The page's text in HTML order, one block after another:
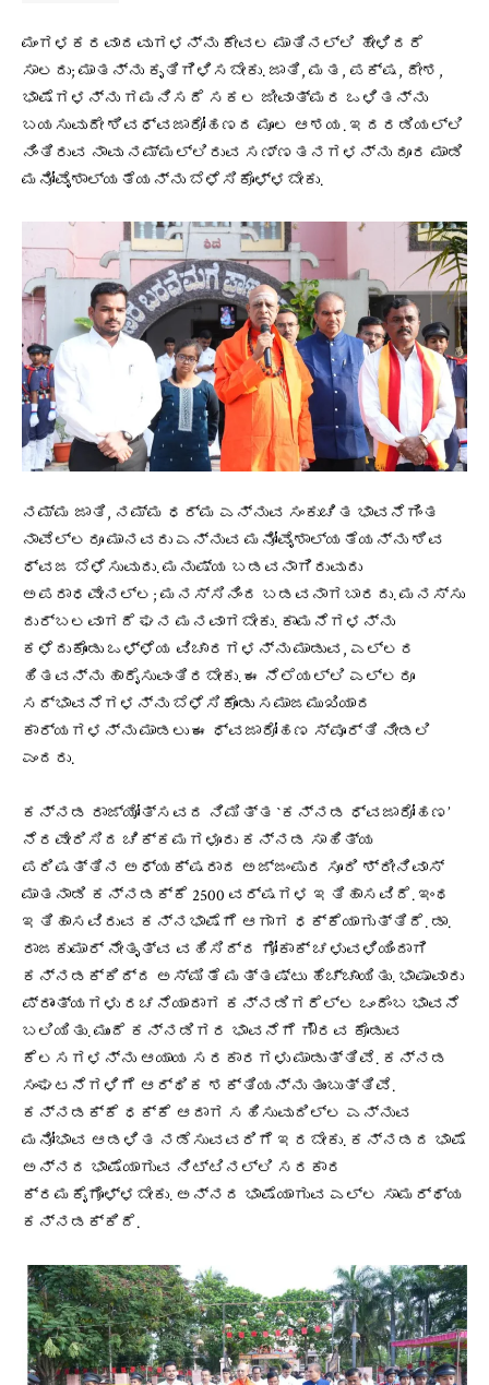
ಮಂಗಳಕರವಾದವುಗಳನ್ನು ಕೇವಲ ಮಾತಿನಲ್ಲಿ ಹೇಳಿದರೆ
ಸಾಲದು; ಮಾತನ್ನು ಕೃತಿಗಿಳಿಸಬೇಕು. ಜಾತಿ, ಮತ, ಪಕ್ಷ, ದೇಶ,
ಭಾಷೆಗಳನ್ನು ಗಮನಿಸದೆ ಸಕಲ ಜೀವಾತ್ಮರ ಒಳಿತನ್ನು
ಬಯಸುವುದೇ ಶಿವಧ್ವಜಾರೋಹಣದ ಮೂಲ ಆಶಯ. ಇದರಡಿಯಲ್ಲಿ
ನಿಂತಿರುವ ನಾವು ನಮ್ಮಲ್ಲಿರುವ ಸಣ್ಣತನಗಳನ್ನು ದೂರ ಮಾಡಿ
ಮನೋವೈಶಾಲ್ಯತೆಯನ್ನು ಬೆಳೆಸಿಕೊಳ್ಳಬೇಕು.
ನಮ್ಮ ಜಾತಿ, ನಮ್ಮ ಧರ್ಮ ಎನ್ನುವ ಸಂಕುಚಿತ ಭಾವನೆಗಿಂತ
ನಾವೆಲ್ಲರೂ ಮಾನವರು ಎನ್ನುವ ಮನೋವೈಶಾಲ್ಯತೆಯನ್ನು ಶಿವ
ಧ್ವಜ ಬೆಳೆಸುವುದು. ಮನುಷ್ಯ ಬಡವನಾಗಿರುವುದು
ಅಪರಾಧವೇನಲ್ಲ; ಮನಸ್ಸಿನಿಂದ ಬಡವನಾಗಬಾರದು. ಮನಸ್ಸು
ದುರ್ಬಲವಾಗದೆ ಘನ ಮನವಾಗಬೇಕು. ಕಾಮನೆಗಳನ್ನು
ಕಳೆದುಕೊಂಡು ಒಳ್ಳೆಯ ವಿಚಾರಗಳನ್ನು ಮಾಡುವ, ಎಲ್ಲರ
ಹಿತವನ್ನು ಹಾರೈಸುವಂತಿರಬೇಕು. ಈ ನೆಲೆಯಲ್ಲಿ ಎಲ್ಲರೂ
ಸದ್ಭಾವನೆಗಳನ್ನು ಬೆಳೆಸಿಕೊಂಡು ಸಮಾಜಮುಖಿಯಾದ
ಕಾರ್ಯಗಳನ್ನು ಮಾಡಲು ಈ ಧ್ವಜಾರೋಹಣ ಸ್ಪೂರ್ತಿ ನೀಡಲಿ
ಎಂದರು.
ಕನ್ನಡ ರಾಜ್ಯೋತ್ಸವದ ನಿಮಿತ್ತ `ಕನ್ನಡ ಧ್ವಜಾರೋಹಣ’
ನೆರವೇರಿಸಿದ ಚಿಕ್ಕಮಗಳೂರು ಕನ್ನಡ ಸಾಹಿತ್ಯ
ಪರಿಷತ್ತಿನ ಅಧ್ಯಕ್ಷರಾದ ಅಜ್ಜಂಪುರ ಸೂರಿ ಶ್ರೀನಿವಾಸ್
ಮಾತನಾಡಿ ಕನ್ನಡಕ್ಕೆ 2500 ವರ್ಷಗಳ ಇತಿಹಾಸವಿದೆ. ಇಂಥ
ಇತಿಹಾಸವಿರುವ ಕನ್ನಭಾಷೆಗೆ ಆಗಾಗ ಧಕ್ಕೆಯಾಗುತ್ತಿದೆ. ಡಾ.
ರಾಜಕುಮಾರ್ ನೇತೃತ್ವ ವಹಿಸಿದ್ದ ಗೋಕಾಕ್ ಚಳುವಳಿಯಿಂದಾಗಿ
ಕನ್ನಡಕ್ಕಿದ್ದ ಅಸ್ಮಿತೆ ಮತ್ತಷ್ಟು ಹೆಚ್ಚಾಯಿತು. ಭಾಷಾವಾರು
ಪ್ರಾಂತ್ಯಗಳು ರಚನೆಯಾದಾಗ ಕನ್ನಡಿಗರೆಲ್ಲ ಒಂದೆಂಬ ಭಾವನೆ
ಬಲಿಯಿತು. ಮುಂದೆ ಕನ್ನಡಿಗರ ಭಾವನೆಗೆ ಗೌರವ ಕೊಡುವ
ಕೆಲಸಗಳನ್ನು ಆಯಾಯ ಸರಕಾರಗಳು ಮಾಡುತ್ತಿವೆ. ಕನ್ನಡ
ಸಂಘಟನೆಗಳಿಗೆ ಆರ್ಥಿಕ ಶಕ್ತಿಯನ್ನು ತುಂಬುತ್ತಿವೆ.
ಕನ್ನಡಕ್ಕೆ ಧಕ್ಕೆ ಆದಾಗ ಸಹಿಸುವುದಿಲ್ಲ ಎನ್ನುವ
ಮನೋಭಾವ ಆಡಳಿತ ನಡೆಸುವವರಿಗೆ ಇರಬೇಕು. ಕನ್ನಡದ ಭಾಷೆ
ಅನ್ನದ ಭಾಷೆಯಾಗುವ ನಿಟ್ಟಿನಲ್ಲಿ ಸರಕಾರ
ಕ್ರಮಕೈಗೊಳ್ಳಬೇಕು. ಅನ್ನದ ಭಾಷೆಯಾಗುವ ಎಲ್ಲ ಸಾಮರ್ಥ್ಯ
ಕನ್ನಡಕ್ಕಿದೆ.